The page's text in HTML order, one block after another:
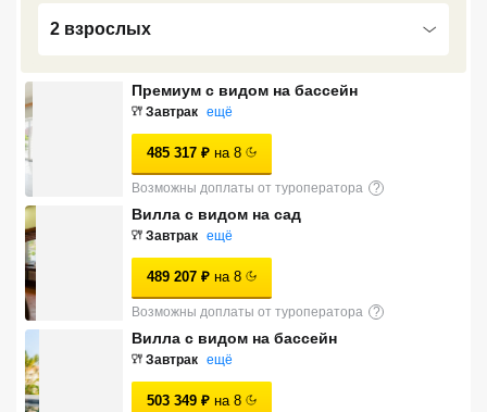
2 взрослых
Премиум с видом на бассейн
Завтрак ещё
485 317 ₽ на 8
Возможны доплаты от туроператора ?
Вилла с видом на сад
Завтрак ещё
489 207 ₽ на 8
Возможны доплаты от туроператора ?
Вилла с видом на бассейн
Завтрак ещё
503 349 ₽ на 8
Недорогие отели 4*
Лучшие отели 3* звезды
Недорогие отели 3*
звезды
Сетевые отели Турции
Сетевые отели Египта
Сетевые отели ОАЭ